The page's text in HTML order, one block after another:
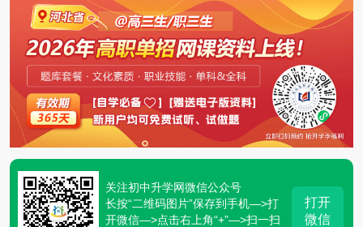
关注初中升学网微信公众号
长按“二维码图片”保存到手机—>打
开微信—>点击右上角“+”—>扫一扫
打开
微信